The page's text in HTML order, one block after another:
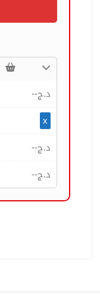
--د.ج
x
--د.ج
--د.ج